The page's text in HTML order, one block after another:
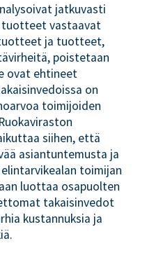
jatkuvasti
tuotteet vastaavat
ja tuotteet,
poistetaan
ovat ehtineet
on
toimijoiden
siihen, että
asiantuntemusta ja
toimijan
luottaa osapuolten
takaisinvedot
kustannuksia ja